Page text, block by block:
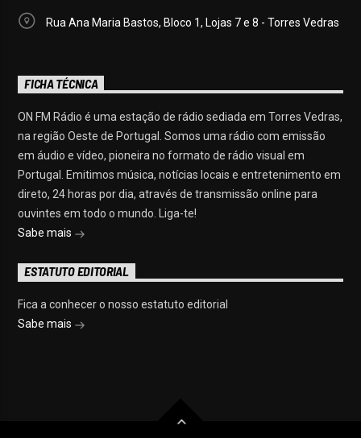
Rua Ana Maria Bastos, Bloco 1, Lojas 7 e 8 - Torres Vedras
FICHA TÉCNICA
ON FM Rádio é uma estação de rádio sediada em Torres Vedras,
na região Oeste de Portugal. Somos uma rádio com emissão
em áudio e vídeo, pioneira no formato de rádio visual em
Portugal. Emitimos música, notícias locais e entretenimento em
direto, 24 horas por dia, através de transmissão online para
ouvintes em todo o mundo. Liga-te!
Sabe mais
ESTATUTO EDITORIAL
Fica a conhecer o nosso estatuto editorial
Sabe mais